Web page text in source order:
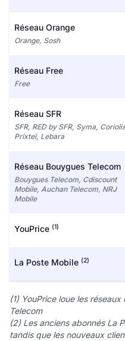
Réseau Orange
Orange, Sosh
Réseau Free
Free
Réseau SFR
SFR, RED by SFR, Syma,
Prixtel, Lebara
Réseau Bouygues Telecom
Bouygues Telecom, Cdiscount
Mobile, Auchan Telecom, NRJ
Mobile
YouPrice (1)
La Poste Mobile (2)
(1) YouPrice loue les
Telecom
(2) Les anciens abonnés La
tandis que les nouveaux